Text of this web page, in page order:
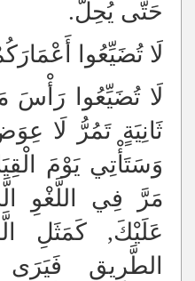
حَتَّى يُحِلَّ.
لَا تُضَيِّعُوا
لَا تُضَيِّعُوا رَأْسَ
ثَانِيَةٍ تَمُرُّ لَا
وَسَتَأْتِي يَوْمَ
مَرَّ فِي اللَّغْوِ
عَلَيْكَ, كَمَثَلِ
الطَّرِيقِ